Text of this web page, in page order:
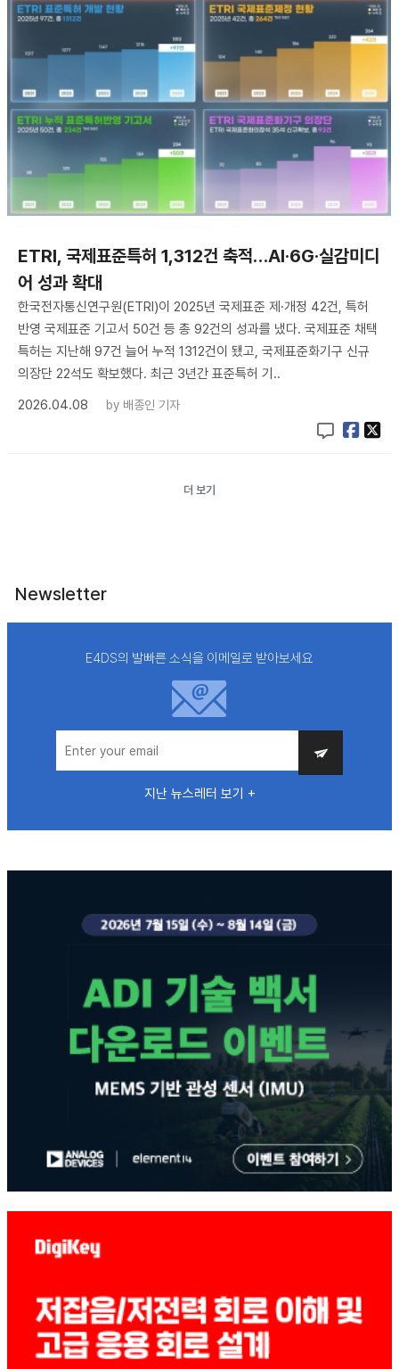
ETRI, 국제표준특허 1,312건 축적…AI·6G·실감미디
어 성과 확대
한국전자통신연구원(ETRI)이 2025년 국제표준 제·개정 42건, 특허
반영 국제표준 기고서 50건 등 총 92건의 성과를 냈다. 국제표준 채택
특허는 지난해 97건 늘어 누적 1312건이 됐고, 국제표준화기구 신규
의장단 22석도 확보했다. 최근 3년간 표준특허 기..
2026.04.08
by 배종인 기자
더 보기
Newsletter
E4DS의 발빠른 소식을 이메일로 받아보세요
지난 뉴스레터 보기 +